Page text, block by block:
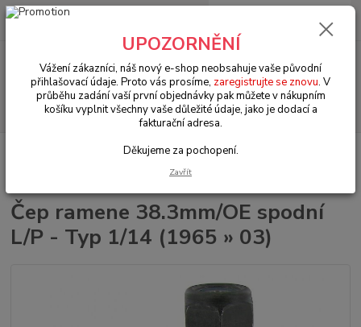
Menu
Hledat
+420 602 330 329
0 Kč
VW Brouk Typ 1 (1938 » 03) Šasi (Chassis)
Čep ramene 38.3mm/OE spodní
L/P - Typ 1/14 (1965 » 03)
UPOZORNĚNÍ
Vážení zákazníci, náš nový e-shop neobsahuje vaše původní
přihlašovací údaje. Proto vás prosíme, zaregistrujte se znovu. V
průběhu zadání vaší první objednávky pak můžete v nákupním
košíku vyplnit všechny vaše důležité údaje, jako je dodací a
fakturační adresa.
Děkujeme za pochopení.
Zavřít